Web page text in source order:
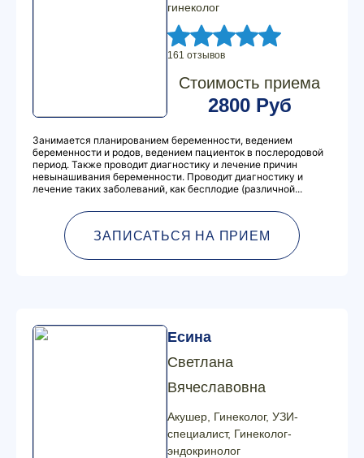
гинеколог
161 отзывов
Стоимость приема
2800 Руб
Занимается планированием беременности, ведением
беременности и родов, ведением пациенток в послеродовой
период. Также проводит диагностику и лечение причин
невынашивания беременности. Проводит диагностику и
лечение таких заболеваний, как бесплодие (различной...
ЗАПИСАТЬСЯ НА ПРИЕМ
Есина
Светлана
Вячеславовна
Акушер, Гинеколог, УЗИ-
специалист, Гинеколог-
эндокринолог